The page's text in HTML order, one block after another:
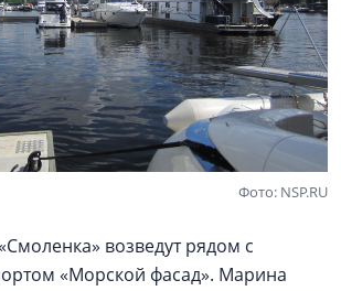
Фото: NSP.RU
возведут рядом с
«Морской фасад». Марина